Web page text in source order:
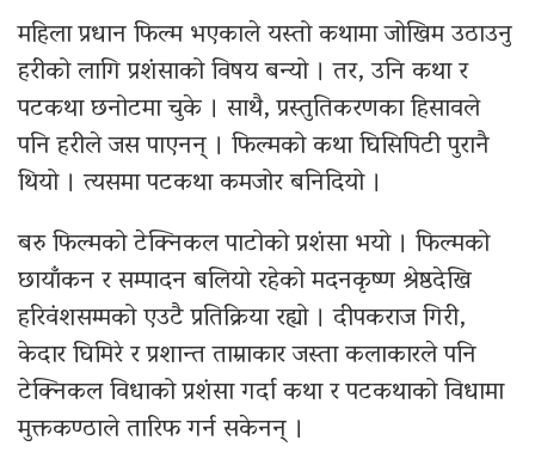
महिला प्रधान फिल्म भएकाले यस्तो कथामा जोखिम उठाउनु
हरीको लागि प्रशंसाको विषय बन्यो । तर, उनि कथा र
पटकथा छनोटमा चुके । साथै, प्रस्तुतिकरणका हिसावले
पनि हरीले जस पाएनन् । फिल्मको कथा घिसिपिटी पुरानै
थियो । त्यसमा पटकथा कमजोर बनिदियो ।
बरु फिल्मको टेक्निकल पाटोको प्रशंसा भयो । फिल्मको
छायाँकन र सम्पादन बलियो रहेको मदनकृष्ण श्रेष्ठदेखि
हरिवंशसम्मको एउटै प्रतिक्रिया रह्यो । दीपकराज गिरी,
केदार घिमिरे र प्रशान्त ताम्राकार जस्ता कलाकारले पनि
टेक्निकल विधाको प्रशंसा गर्दा कथा र पटकथाको विधामा
मुक्तकण्ठाले तारिफ गर्न सकेनन् ।